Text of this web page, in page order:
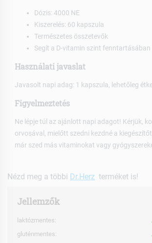
Dózis: 4000 NE
Kiszerelés: 60 kapszula
Természetes összetevők
Segít a D-vitamin szint fenntartásában
Használati javaslat
Javasolt napi adag: 1 kapszula, lehetőleg
Figyelmeztetés
Ne lépje túl az ajánlott napi adagot! Kérjük,
orvosával, mielőtt szedni kezdné a
már szed más vitaminokat vagy
Nézd meg a többi Dr.Herz terméket is!
Jellemzők
laktózmentes:
gluténmentes: